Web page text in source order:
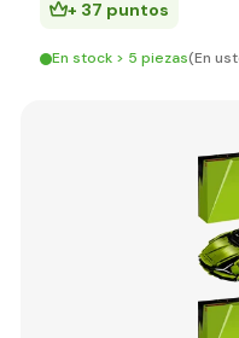
+ 37 puntos
En stock > 5 piezas(En